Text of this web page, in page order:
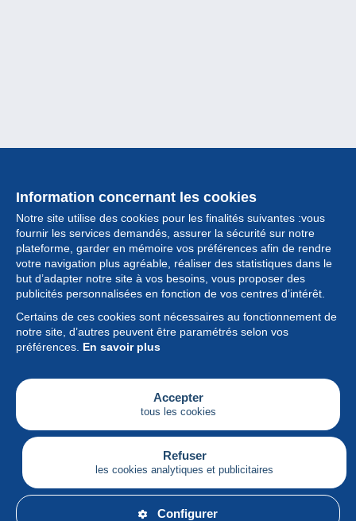
Information concernant les cookies
Notre site utilise des cookies pour les finalités suivantes :vous
fournir les services demandés, assurer la sécurité sur notre
plateforme, garder en mémoire vos préférences afin de rendre
votre navigation plus agréable, réaliser des statistiques dans le
but d’adapter notre site à vos besoins, vous proposer des
publicités personnalisées en fonction de vos centres d’intérêt.
Certains de ces cookies sont nécessaires au fonctionnement de
notre site, d’autres peuvent être paramétrés selon vos
préférences. En savoir plus
Accepter
tous les cookies
Refuser
les cookies analytiques et publicitaires
Configurer
Collection
Actualités
Fonctionnalités
Société
Services
Articles
Français